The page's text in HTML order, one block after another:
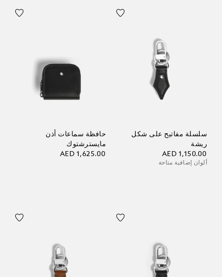
سلسلة مفاتيح على شكل
ريشة
AED 1,150.00
ألوان إضافية متاحة
حافظة سماعات أذن
مايسترشتوك
AED 1,625.00